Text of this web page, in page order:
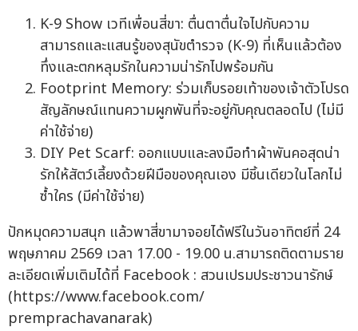
K-9 Show เวทีเพื่อนสี่ขา: ตื่นตาตื่นใจไปกับความ
สามารถและแสนรู้ของสุนัขตำรวจ (K-9) ที่เห็นแล้วต้อง
ทึ่งและตกหลุมรักในความน่ารักไปพร้อมกัน
Footprint Memory: ร่วมเก็บรอยเท้าของเจ้าตัวโปรด
สัญลักษณ์แทนความผูกพันที่จะอยู่กับคุณตลอดไป (ไม่มี
ค่าใช้จ่าย)
DIY Pet Scarf: ออกแบบและลงมือทำผ้าพันคอสุดน่า
รักให้สัตว์เลี้ยงด้วยฝีมือของคุณเอง มีชิ้นเดียวในโลกไม่
ซ้ำใคร (มีค่าใช้จ่าย)
ปักหมุดความสนุก แล้วพาสี่ขามาจอยได้ฟรีในวันอาทิตย์ที่ 24
พฤษภาคม 2569 เวลา 17.00 - 19.00 น.สามารถติดตามราย
ละเอียดเพิ่มเติมได้ที่ Facebook : สวนเปรมประชาวนารักษ์
(https://www.facebook.com/
premprachavanarak)